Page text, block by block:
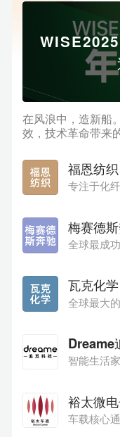
在风浪中，造新船
效，技术革命带来
升，但新的秩序也
浪有多大时，真正
此背景下，36氪正
在AI、数字化、先
经济、跨境服务、
方面表现卓越的代
福恩纺织
专注于化
梅赛德
全球最成
瓦克化学
全球最大
Dreame
智能生活
裕太微
车载核心